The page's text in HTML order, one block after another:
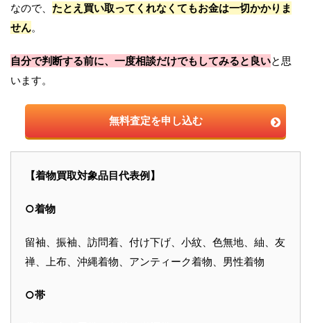
なので、 たとえ買い取ってくれなくてもお金は一切かかりま
せん。
自分で判断する前に、一度相談だけでもしてみると良いと思
います。
無料査定を申し込む
【着物買取対象品目代表例】
○着物
留袖、振袖、訪問着、付け下げ、小紋、色無地、紬、友
禅、上布、沖縄着物、アンティーク着物、男性着物
○帯